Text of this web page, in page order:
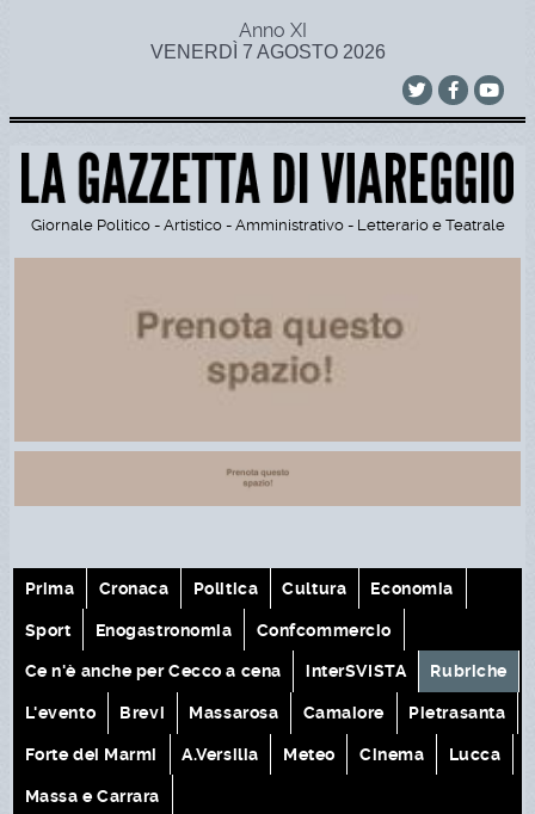
Anno XI
VENERDÌ 7 AGOSTO 2026
Giornale Politico - Artistico - Amministrativo - Letterario e Teatrale
Prima Cronaca Politica Cultura Economia
Sport Enogastronomia Confcommercio
Ce n'è anche per Cecco a cena interSVISTA Rubriche
L'evento Brevi Massarosa Camaiore Pietrasanta
Forte dei Marmi A.Versilia Meteo Cinema Lucca
Massa e Carrara